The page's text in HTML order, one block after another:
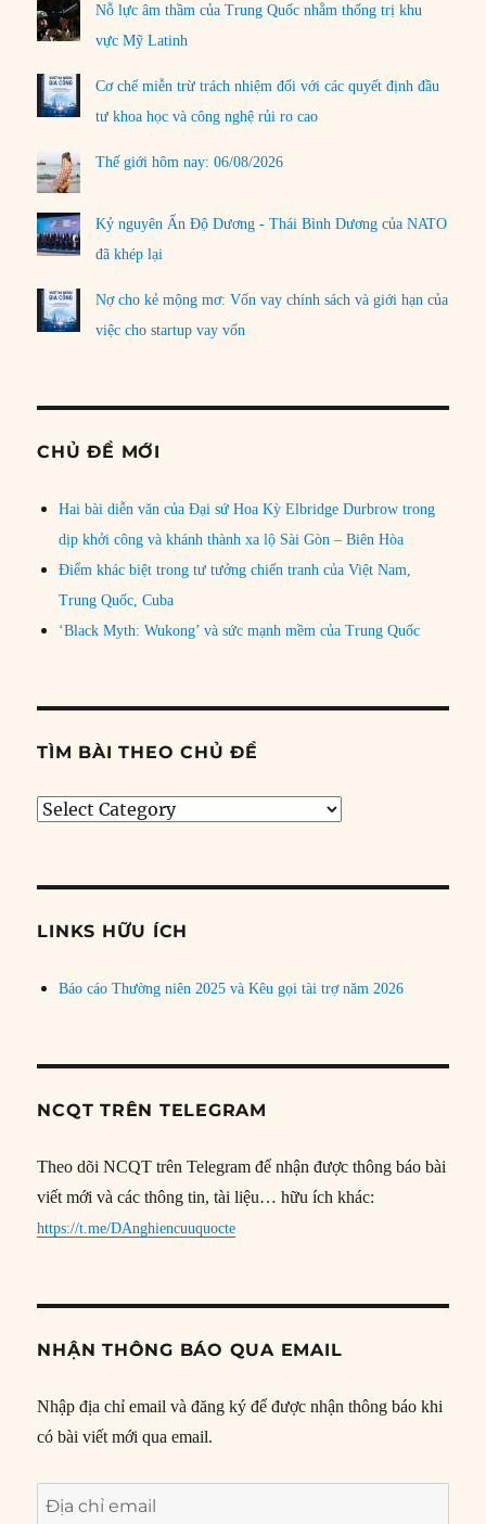
Nỗ lực âm thầm của Trung Quốc nhằm thống trị khu
vực Mỹ Latinh
Cơ chế miễn trừ trách nhiệm đối với các quyết định đầu
tư khoa học và công nghệ rủi ro cao
Thế giới hôm nay: 06/08/2026
Kỷ nguyên Ấn Độ Dương - Thái Bình Dương của NATO
đã khép lại
Nợ cho kẻ mộng mơ: Vốn vay chính sách và giới hạn của
việc cho startup vay vốn
CHỦ ĐỀ MỚI
Hai bài diễn văn của Đại sứ Hoa Kỳ Elbridge Durbrow trong
dịp khởi công và khánh thành xa lộ Sài Gòn – Biên Hòa
Điểm khác biệt trong tư tưởng chiến tranh của Việt Nam,
Trung Quốc, Cuba
‘Black Myth: Wukong’ và sức mạnh mềm của Trung Quốc
TÌM BÀI THEO CHỦ ĐỀ
Tìm
đề
LINKS HỮU ÍCH
Báo cáo Thường niên 2025 và Kêu gọi tài trợ năm 2026
NCQT TRÊN TELEGRAM
Theo dõi NCQT trên Telegram để nhận được thông báo bài
viết mới và các thông tin, tài liệu… hữu ích khác:
https://t.me/DAnghiencuuquocte
NHẬN THÔNG BÁO QUA EMAIL
Nhập địa chỉ email và đăng ký để được nhận thông báo khi
có bài viết mới qua email.
Địa